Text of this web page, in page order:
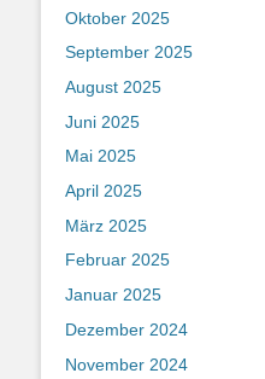
Oktober 2025
September 2025
August 2025
Juni 2025
Mai 2025
April 2025
März 2025
Februar 2025
Januar 2025
Dezember 2024
November 2024